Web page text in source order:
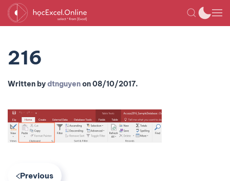
216
Written bydtnguyenon08/10/2017.
Previous